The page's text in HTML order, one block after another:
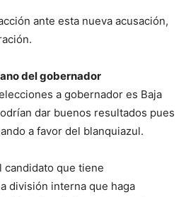
ante esta nueva acusación,
del gobernador
a gobernador es Baja
dar buenos resultados pues
a favor del blanquiazul.
candidato que tiene
división interna que haga